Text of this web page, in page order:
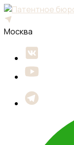
Москва